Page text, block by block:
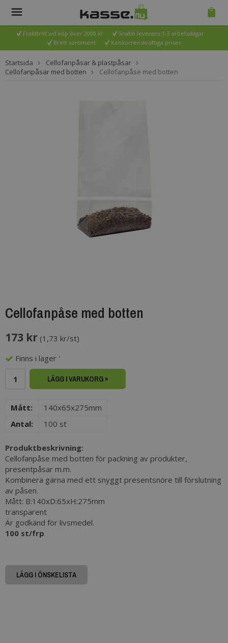
Fraktfritt vid köp över 2000 kr
Snabb leverans 1-3 arbetsdagar
Brett sortiment
Konkurrenskraftiga priser
Startsida
Cellofanpåsar & plastpåsar
Cellofanpåsar med botten
Cellofanpåse med botten
Cellofanpåse med botten
173 kr (1,73 kr/st)
Finns i lager '
LÄGG I VARUKORG »
Mått:
140x65x275mm
Antal:
100 st
Produktbeskrivning:
Cellofanpåse med botten för packning av produkter,
presentpåsar m.m.
Kombinera gärna med ett snyggt presentsnöre till förslutning
av påsen.
Mått: B:140xD:65xH:275mm
transparent
Är godkänd för livsmedel.
100 st/frp
LÄGG I ÖNSKELISTA